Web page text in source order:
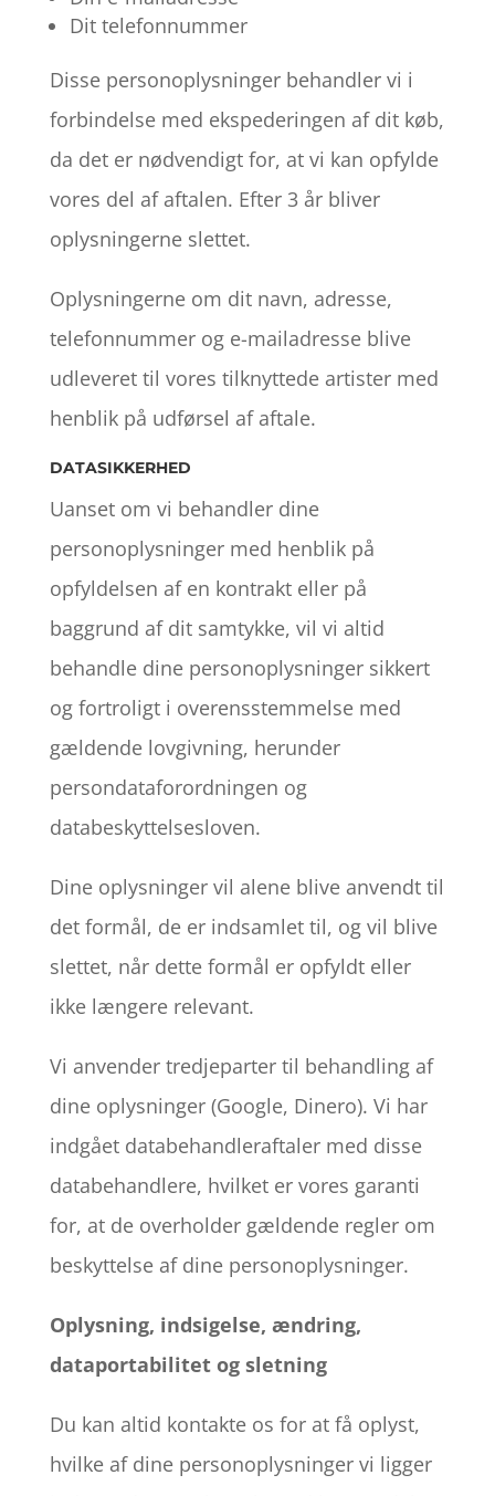
Dit telefonnummer
Disse personoplysninger behandler vi i
forbindelse med ekspederingen af dit køb,
da det er nødvendigt for, at vi kan opfylde
vores del af aftalen. Efter 3 år bliver
oplysningerne slettet.
Oplysningerne om dit navn, adresse,
telefonnummer og e-mailadresse blive
udleveret til vores tilknyttede artister med
henblik på udførsel af aftale.
DATASIKKERHED
Uanset om vi behandler dine
personoplysninger med henblik på
opfyldelsen af en kontrakt eller på
baggrund af dit samtykke, vil vi altid
behandle dine personoplysninger sikkert
og fortroligt i overensstemmelse med
gældende lovgivning, herunder
persondataforordningen og
databeskyttelsesloven.
Dine oplysninger vil alene blive anvendt til
det formål, de er indsamlet til, og vil blive
slettet, når dette formål er opfyldt eller
ikke længere relevant.
Vi anvender tredjeparter til behandling af
dine oplysninger (Google, Dinero). Vi har
indgået databehandleraftaler med disse
databehandlere, hvilket er vores garanti
for, at de overholder gældende regler om
beskyttelse af dine personoplysninger.
Oplysning, indsigelse, ændring,
dataportabilitet og sletning
Du kan altid kontakte os for at få oplyst,
hvilke af dine personoplysninger vi ligger